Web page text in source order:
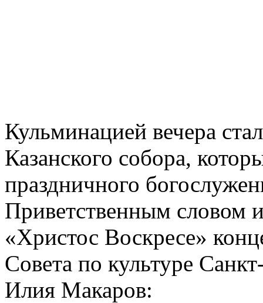
Кульминацией вечера
Казанского собора,
праздничного
Приветственным словом
«Христос Воскресе»
Совета по культуре
Илия Макаров: